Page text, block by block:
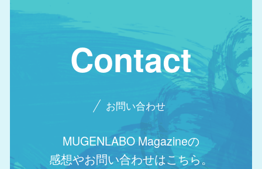
Contact
お問い合わせ
MUGENLABO Magazineの
感想やお問い合わせはこちら。